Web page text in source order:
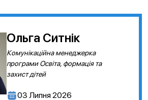
Ольга Ситнік
Комунікаційна менеджерка
програми Освіта, формація та
захист дітей
03 Липня 2026